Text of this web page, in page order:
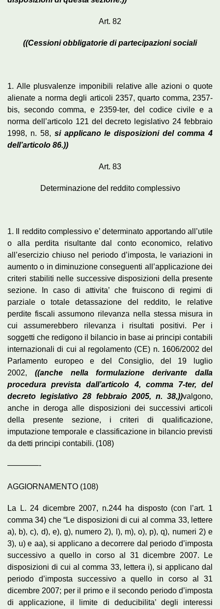
Art. 82
((Cessioni obbligatorie di partecipazioni sociali
1. Alle plusvalenze imponibili relative alle azioni o quote
alienate a norma degli articoli 2357, quarto comma, 2357-
bis, secondo comma, e 2359-ter, del codice civile e a
norma dell’articolo 121 del decreto legislativo 24 febbraio
1998, n. 58, si applicano le disposizioni del comma 4
dell’articolo 86.))
Art. 83
Determinazione del reddito complessivo
1. Il reddito complessivo e’ determinato apportando all’utile
o alla perdita risultante dal conto economico, relativo
all’esercizio chiuso nel periodo d’imposta, le variazioni in
aumento o in diminuzione conseguenti all’applicazione dei
criteri stabiliti nelle successive disposizioni della presente
sezione. In caso di attivita’ che fruiscono di regimi di
parziale o totale detassazione del reddito, le relative
perdite fiscali assumono rilevanza nella stessa misura in
cui assumerebbero rilevanza i risultati positivi. Per i
soggetti che redigono il bilancio in base ai principi contabili
internazionali di cui al regolamento (CE) n. 1606/2002 del
Parlamento europeo e del Consiglio, del 19 luglio
2002, ((anche nella formulazione derivante dalla
procedura prevista dall’articolo 4, comma 7-ter, del
decreto legislativo 28 febbraio 2005, n. 38,))valgono,
anche in deroga alle disposizioni dei successivi articoli
della presente sezione, i criteri di qualificazione,
imputazione temporale e classificazione in bilancio previsti
da detti principi contabili. (108)
————-
AGGIORNAMENTO (108)
La L. 24 dicembre 2007, n.244 ha disposto (con l’art. 1
comma 34) che “Le disposizioni di cui al comma 33, lettere
a), b), c), d), e), g), numero 2), l), m), o), p), q), numeri 2) e
3), u) e aa), si applicano a decorrere dal periodo d’imposta
successivo a quello in corso al 31 dicembre 2007. Le
disposizioni di cui al comma 33, lettera i), si applicano dal
periodo d’imposta successivo a quello in corso al 31
dicembre 2007; per il primo e il secondo periodo d’imposta
di applicazione, il limite di deducibilita’ degli interessi